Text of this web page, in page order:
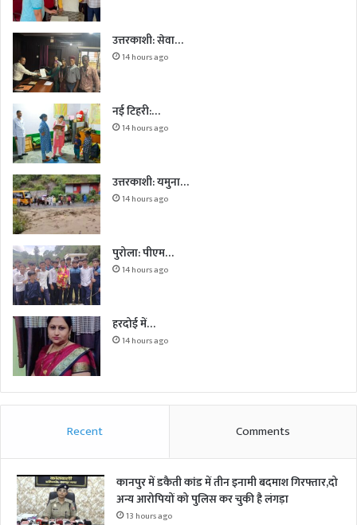
उत्तरकाशी: सेवा…
14 hours ago
नई टिहरी:…
14 hours ago
उत्तरकाशी: यमुना…
14 hours ago
पुरोला: पीएम…
14 hours ago
हरदोई में…
14 hours ago
Recent Comments
कानपुर में डकैती कांड में तीन इनामी बदमाश गिरफ्तार,दो
अन्य आरोपियों को पुलिस कर चुकी है लंगड़ा
13 hours ago